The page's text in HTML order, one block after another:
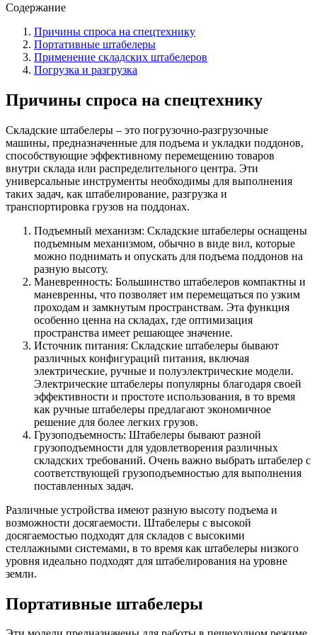
Содержание
Причины спроса на спецтехнику
Портативные штабелеры
Применение складских штабелеров
Погрузка и разгрузка
Причины спроса на спецтехнику
Складские штабелеры – это погрузочно-разгрузочные
машины, предназначенные для подъема и укладки поддонов,
способствующие эффективному перемещению товаров
внутри склада или распределительного центра. Эти
универсальные инструменты необходимы для выполнения
таких задач, как штабелирование, разгрузка и
транспортировка грузов на поддонах.
Подъемный механизм: Складские штабелеры оснащены
подъемным механизмом, обычно в виде вил, которые
можно поднимать и опускать для подъема поддонов на
разную высоту.
Маневренность: Большинство штабелеров компактны и
маневренны, что позволяет им перемещаться по узким
проходам и замкнутым пространствам. Эта функция
особенно ценна на складах, где оптимизация
пространства имеет решающее значение.
Источник питания: Складские штабелеры бывают
различных конфигураций питания, включая
электрические, ручные и полуэлектрические модели.
Электрические штабелеры популярны благодаря своей
эффективности и простоте использования, в то время
как ручные штабелеры предлагают экономичное
решение для более легких грузов.
Грузоподъемность: Штабелеры бывают разной
грузоподъемности для удовлетворения различных
складских требований. Очень важно выбрать штабелер с
соответствующей грузоподъемностью для выполнения
поставленных задач.
Различные устройства имеют разную высоту подъема и
возможности досягаемости. Штабелеры с высокой
досягаемостью подходят для складов с высокими
стеллажными системами, в то время как штабелеры низкого
уровня идеально подходят для штабелирования на уровне
земли.
Портативные штабелеры